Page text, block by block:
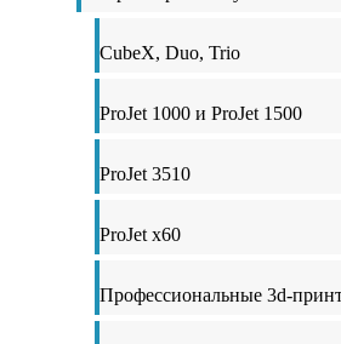
CubeX, Duo, Trio
ProJet 1000 и ProJet 1500
ProJet 3510
ProJet x60
Профессиональные 3d-